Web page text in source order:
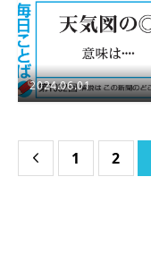
2024.06.01
 1 2